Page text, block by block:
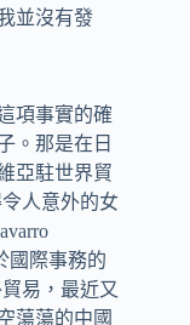
並沒有發
項事實的確
。那是在日
亞駐世界貿
人意外的女
國際事務的
易，最近又
蕩蕩的中國